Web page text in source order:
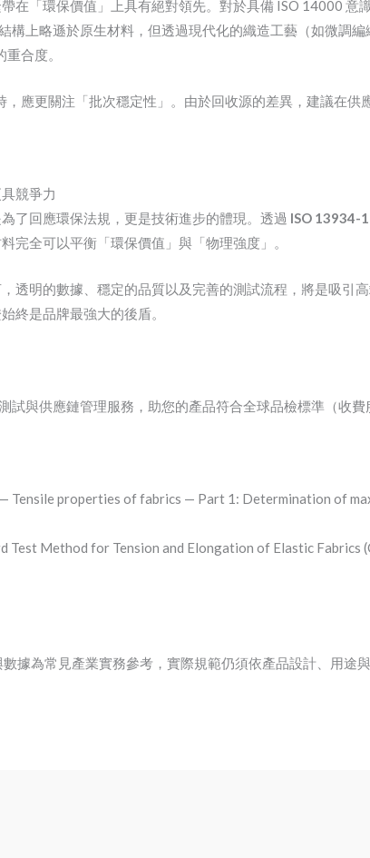
在「環保價值」上具有絕對領先。對於具備 ISO 14000
構上略遜於原生材料，但透過現代化的織造工藝（如微調
合度。
，應更關注「批次穩定性」。由於回收源的差異，建議在供
競爭力
了回應環保法規，更是技術進步的體現。透過 ISO 13934-1
完全可以平衡「環保價值」與「物理強度」。
透明的數據、穩定的品質以及完善的測試流程，將是吸引
終是品牌最強大的後盾。
試與供應鏈管理服務，助您的產品符合全球品檢標準（收費
Tensile properties of fabrics — Part 1: Determination of
Test Method for Tension and Elongation of Elastic
據為常見產業實務參考，實際規範仍須依產品設計、用途與